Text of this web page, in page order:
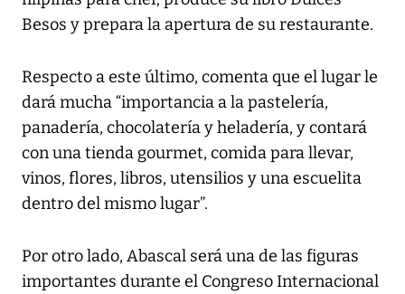
Besos y prepara la apertura de su restaurante.
Respecto a este último, comenta que el lugar le
dará mucha “importancia a la pastelería,
panadería, chocolatería y heladería, y contará
con una tienda gourmet, comida para llevar,
vinos, flores, libros, utensilios y una escuelita
dentro del mismo lugar”.
Por otro lado, Abascal será una de las figuras
importantes durante el Congreso Internacional